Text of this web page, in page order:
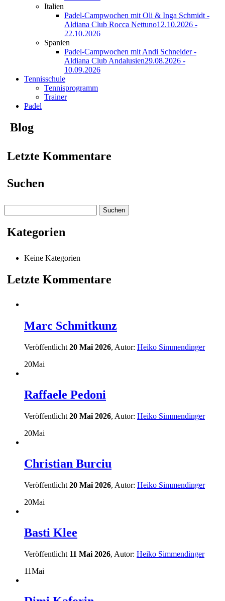
Italien
Padel-Campwochen mit Oli & Inga Schmidt -
Aldiana Club Rocca Nettuno12.10.2026 -
22.10.2026
Spanien
Padel-Campwochen mit Andi Schneider -
Aldiana Club Andalusien29.08.2026 -
10.09.2026
Tennisschule
Tennisprogramm
Trainer
Padel
Blog
Letzte Kommentare
Suchen
nach:
Kategorien
Keine Kategorien
Letzte Kommentare
Marc Schmitkunz
Veröffentlicht 20 Mai 2026, Autor: Heiko Simmendinger
20Mai
Raffaele Pedoni
Veröffentlicht 20 Mai 2026, Autor: Heiko Simmendinger
20Mai
Christian Burciu
Veröffentlicht 20 Mai 2026, Autor: Heiko Simmendinger
20Mai
Basti Klee
Veröffentlicht 11 Mai 2026, Autor: Heiko Simmendinger
11Mai